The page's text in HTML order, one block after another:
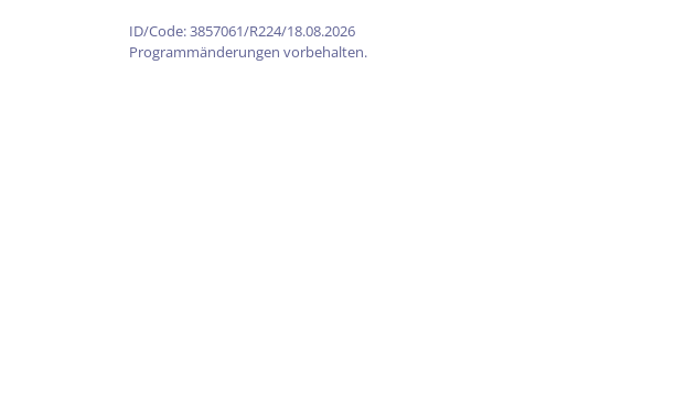
ID/Code: 3857061/R224/18.08.2026
Programmänderungen vorbehalten.